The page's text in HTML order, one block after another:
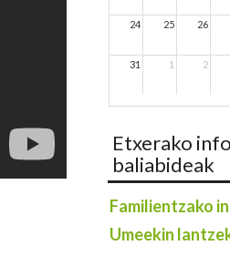
24 25 26
31 1 2
Etxerako
baliabideak
Familientzako
Umeekin